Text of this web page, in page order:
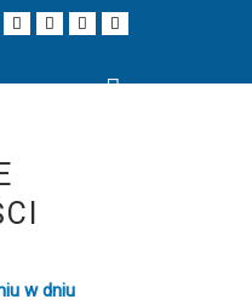
Mniejsza
czionka
Większa
czcionka
Czytelne
czcionkidomyślna
Wyszukaj
w dniu